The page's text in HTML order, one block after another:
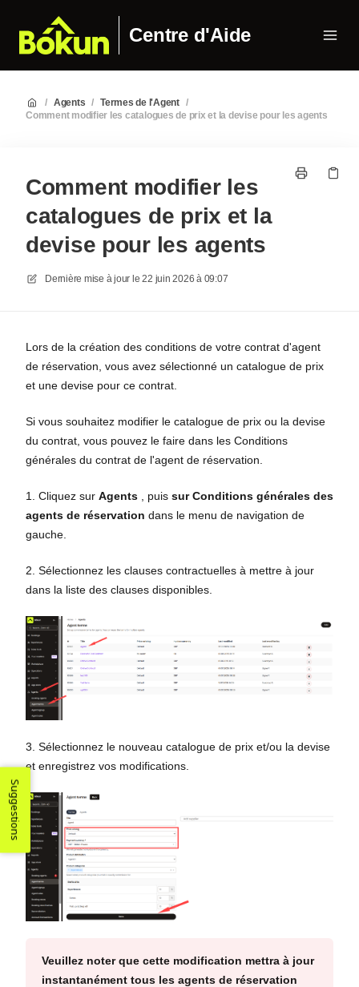
Centre d'Aide
/ Agents / Termes de l'Agent /
Comment modifier les catalogues de prix et la devise pour les agents
Comment modifier les
catalogues de prix et la
devise pour les agents
Dernière mise à jour le 22 juin 2026 à 09:07
Lors de la création des conditions de votre contrat d'agent
de réservation, vous avez sélectionné un catalogue de prix
et une devise pour ce contrat.
Si vous souhaitez modifier le catalogue de prix ou la devise
du contrat, vous pouvez le faire dans les Conditions
générales du contrat de l'agent de réservation.
1. Cliquez sur Agents , puis sur Conditions générales des
agents de réservation dans le menu de navigation de
gauche.
2. Sélectionnez les clauses contractuelles à mettre à jour
dans la liste des clauses disponibles.
3. Sélectionnez le nouveau catalogue de prix et/ou la devise
et enregistrez vos modifications.
Veuillez noter que cette modification mettra à jour
instantanément tous les agents de réservation
Suggestions